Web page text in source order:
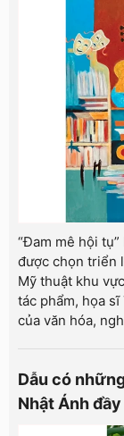
“Đam mê hội
được chọn triển
Mỹ thuật khu
tác phẩm, họa
của văn hóa,
Dẫu có
Nhật Ánh